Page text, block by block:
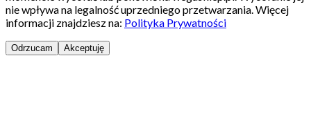
nie wpływa na legalność uprzedniego przetwarzania. Więcej
informacji znajdziesz na: Polityka Prywatności
Odrzucam Akceptuję